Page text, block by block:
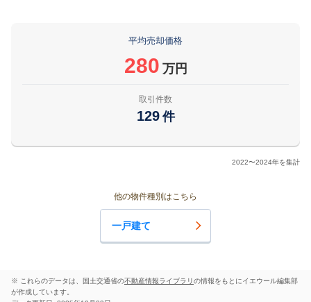
平均売却価格
280 万円
取引件数
129 件
2022〜2024年を集計
他の物件種別はこちら
一戸建て
※ これらのデータは、国土交通省の不動産情報ライブラリの情報をもとにイエウール編集部
が作成しています。